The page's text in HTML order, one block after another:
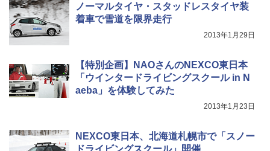
ノーマルタイヤ・スタッドレスタイヤ装
着車で雪道を限界走行
2013年1月29日
【特別企画】NAOさんのNEXCO東日本
「ウインタードライビングスクール in N
aeba」を体験してみた
2013年1月23日
NEXCO東日本、北海道札幌市で「スノー
ドライビングスクール」開催